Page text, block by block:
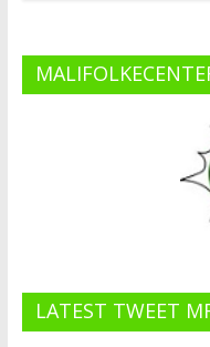
LATEST TWEET